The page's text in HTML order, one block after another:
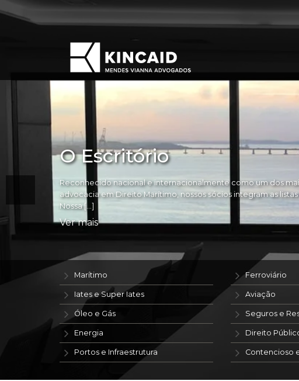
O Escritório
Reconhecido nacional e internacionalmente como um dos
advocacia em Direito Marítimo, nossos sócios integram as
Nossa […]
Ver mais
Marítimo
Iates e Super Iates
Óleo e Gás
Energia
Portos e Infraestrutura
Ferroviário
Aviação
Seguros e
Direito
Contencioso